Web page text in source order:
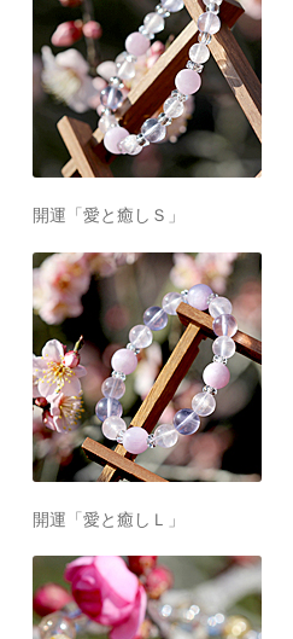
開運「愛と癒しＳ」
開運「愛と癒しＬ」